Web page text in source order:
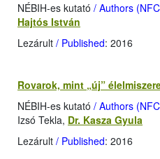
NÉBIH-es kutató / Authors
Hajtós István
Lezárult / Published: 2016
Rovarok, mint „új”
NÉBIH-es kutató / Authors
Izsó Tekla, Dr. Kasza Gyula
Lezárult / Published: 2016